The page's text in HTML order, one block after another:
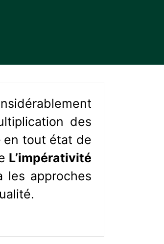
des
en tout état de
L’impérativité
les approches